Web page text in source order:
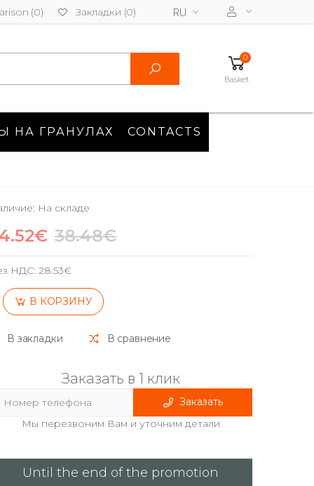
(0) Закладки (0) RU
0
Basket
НА ГРАНУЛАХ CONTACTS
На складе
38.48€
НДС: 28.53€
В КОРЗИНУ
В закладки В сравнение
Заказать в 1 клик
Заказать
Мы перезвоним Вам и уточним детали
Until the end of the promotion